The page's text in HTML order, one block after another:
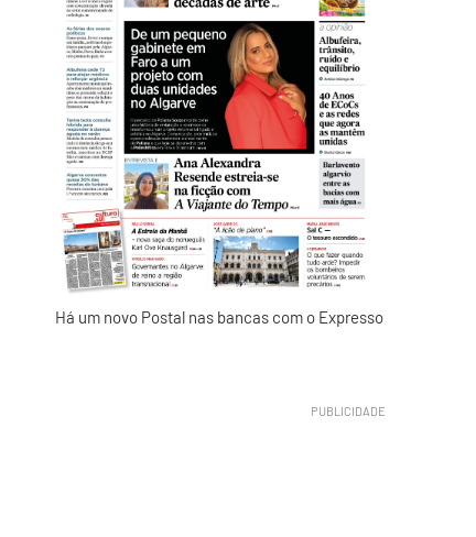
Há um novo Postal nas bancas com o Expresso